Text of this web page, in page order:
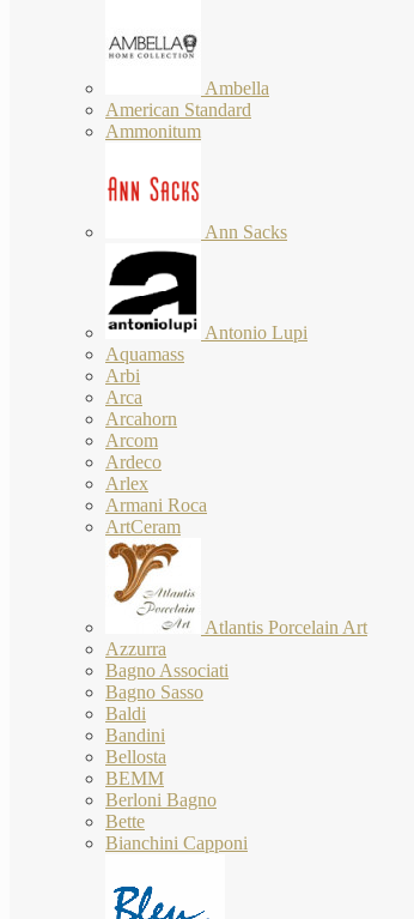
Ambella
American Standard
Ammonitum
Ann Sacks
Antonio Lupi
Aquamass
Arbi
Arca
Arcahorn
Arcom
Ardeco
Arlex
Armani Roca
ArtCeram
Atlantis Porcelain Art
Azzurra
Bagno Associati
Bagno Sasso
Baldi
Bandini
Bellosta
BEMM
Berloni Bagno
Bette
Bianchini Capponi